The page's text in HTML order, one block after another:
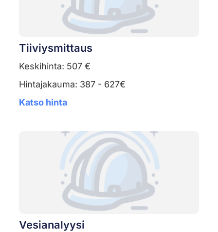
Tiiviysmittaus
Keskihinta: 507 €
Hintajakauma: 387 - 627€
Katso hinta
Vesianalyysi